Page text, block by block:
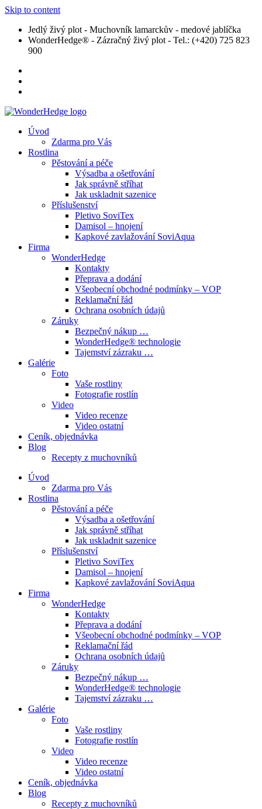
Skip to content
Jedlý živý plot - Muchovník lamarckův - medové jablíčka
WonderHedge® - Zázračný živý plot - Tel.: (+420) 725 823
900
Úvod
Zdarma pro Vás
Rostlina
Pěstování a péče
Výsadba a ošetřování
Jak správně stříhat
Jak uskladnit sazenice
Příslušenství
Pletivo SoviTex
Damisol – hnojení
Kapkové zavlažování SoviAqua
Firma
WonderHedge
Kontakty
Přeprava a dodání
Všeobecní obchodné podmínky – VOP
Reklamační řád
Ochrana osobních údajů
Záruky
Bezpečný nákup …
WonderHedge® technologie
Tajemství zázraku …
Galérie
Foto
Vaše rostliny
Fotografie rostlín
Video
Video recenze
Video ostatní
Ceník, objednávka
Blog
Recepty z muchovníků
Úvod
Zdarma pro Vás
Rostlina
Pěstování a péče
Výsadba a ošetřování
Jak správně stříhat
Jak uskladnit sazenice
Příslušenství
Pletivo SoviTex
Damisol – hnojení
Kapkové zavlažování SoviAqua
Firma
WonderHedge
Kontakty
Přeprava a dodání
Všeobecní obchodné podmínky – VOP
Reklamační řád
Ochrana osobních údajů
Záruky
Bezpečný nákup …
WonderHedge® technologie
Tajemství zázraku …
Galérie
Foto
Vaše rostliny
Fotografie rostlín
Video
Video recenze
Video ostatní
Ceník, objednávka
Blog
Recepty z muchovníků